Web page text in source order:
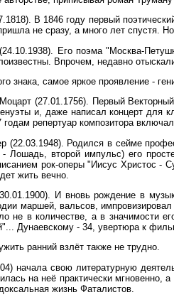
В 1846 году первый
не сразу, а много лет спустя.
Его поэма "Москва-
Впрочем, недавно
знака, самое яркое проявление -
(27.01.1756). Первый
и, даже написал концерт для
репертуар композитора
(22.03.1948). Родился в сейме
- Лошадь, второй импульс) его
рок-оперы "Иисус Христос -
жить вечно.
И вновь рождение в
маршей, вальсов,
не в количестве, а в значимости
Дунаевскому - 34, увертюра к
ранний взлёт также не трудно.
начала свою литературную
на неё практически мгновенно,
жизнь Фаталистов.